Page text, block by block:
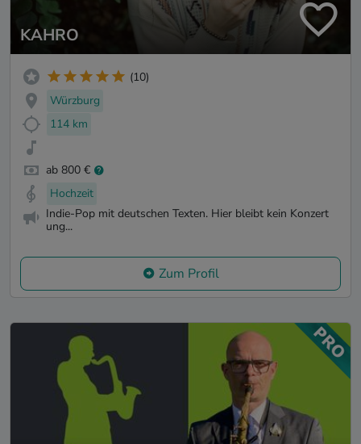
KAHRO
(10)
Würzburg
114 km
ab 800 €
Hochzeit
Indie-Pop mit deutschen Texten. Hier bleibt kein Konzert
ung...
Zum Profil